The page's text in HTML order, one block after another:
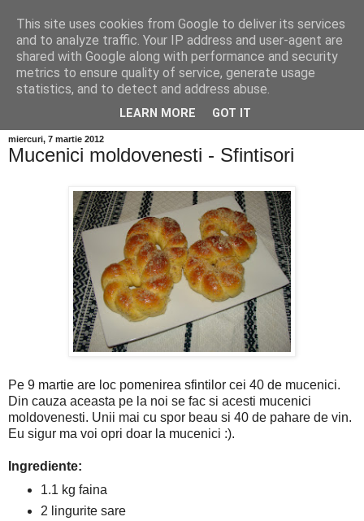
miercuri, 7 martie 2012
Mucenici moldovenesti - Sfintisori
Pe 9 martie are loc pomenirea sfintilor cei 40 de mucenici.
Din cauza aceasta pe la noi se fac si acesti mucenici
moldovenesti. Unii mai cu spor beau si 40 de pahare de vin.
Eu sigur ma voi opri doar la mucenici :).
Ingrediente:
1.1 kg faina
2 lingurite sare
This site uses cookies from Google to deliver its services
and to analyze traffic. Your IP address and user-agent are
shared with Google along with performance and security
metrics to ensure quality of service, generate usage
statistics, and to detect and address abuse.
LEARN MORE GOT IT